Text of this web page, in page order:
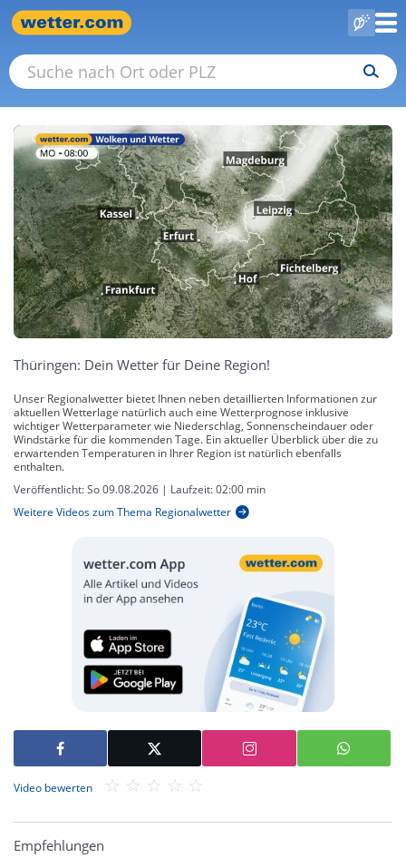
Thüringen: Dein Wetter für Deine Region!
Unser Regionalwetter bietet Ihnen neben detaillierten Informationen zur
aktuellen Wetterlage natürlich auch eine Wetterprognose inklusive
wichtiger Wetterparameter wie Niederschlag, Sonnenscheindauer oder
Windstärke für die kommenden Tage. Ein aktueller Überblick über die zu
erwartenden Temperaturen in Ihrer Region ist natürlich ebenfalls
enthalten.
Veröffentlicht:So 09.08.2026 | Laufzeit:02:00 min
Weitere Videos zum Thema Regionalwetter
Video bewerten
Empfehlungen